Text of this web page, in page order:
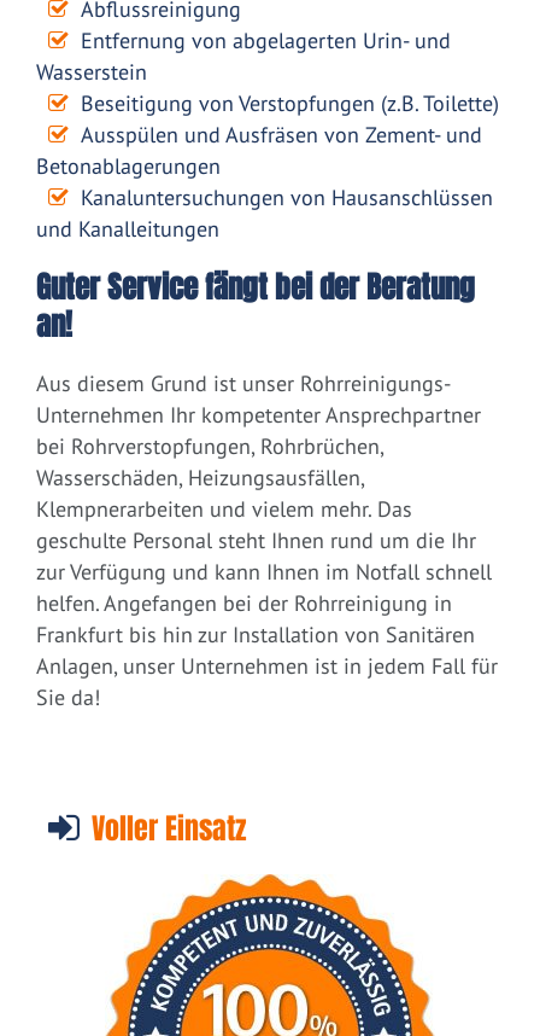
Abflussreinigung
Entfernung von abgelagerten Urin- und
Wasserstein
Beseitigung von Verstopfungen (z.B. Toilette)
Ausspülen und Ausfräsen von Zement- und
Betonablagerungen
Kanaluntersuchungen von Hausanschlüssen
und Kanalleitungen
Guter Service fängt bei der Beratung
an!
Aus diesem Grund ist unser Rohrreinigungs-
Unternehmen Ihr kompetenter Ansprechpartner
bei Rohrverstopfungen, Rohrbrüchen,
Wasserschäden, Heizungsausfällen,
Klempnerarbeiten und vielem mehr. Das
geschulte Personal steht Ihnen rund um die Ihr
zur Verfügung und kann Ihnen im Notfall schnell
helfen. Angefangen bei der Rohrreinigung in
Frankfurt bis hin zur Installation von Sanitären
Anlagen, unser Unternehmen ist in jedem Fall für
Sie da!
Voller Einsatz